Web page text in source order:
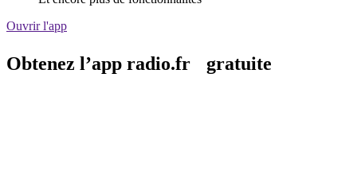
Ouvrir l'app
Obtenez l’app radio.fr gratuite